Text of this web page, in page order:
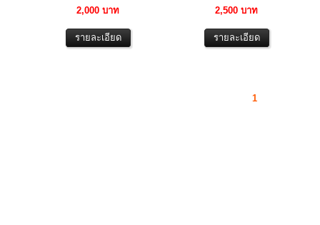
2,000 บาท 2,500 บาท
1